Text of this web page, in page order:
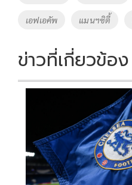
o
k k
เอฟเอคัพ แมนฯซิตี้
ข่าวที่เกี่ยวข้อง